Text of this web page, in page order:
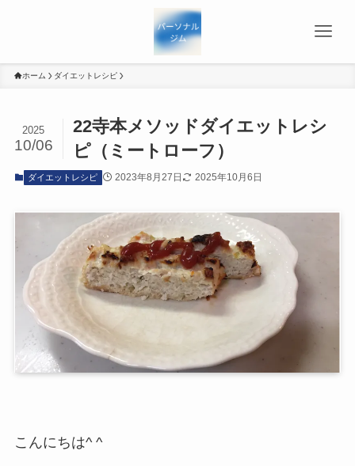
ホーム ダイエットレシピ
22寺本メソッドダイエットレシ
ピ（ミートローフ）
2025
10/06
ダイエットレシピ 2023年8月27日 2025年10月6日
こんにちは^ ^